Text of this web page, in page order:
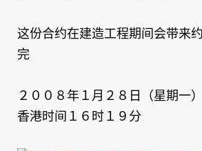
这份合约在建造工程期间会带来
完
２００８年１月２８日（星期一）
香港时间１６时１９分